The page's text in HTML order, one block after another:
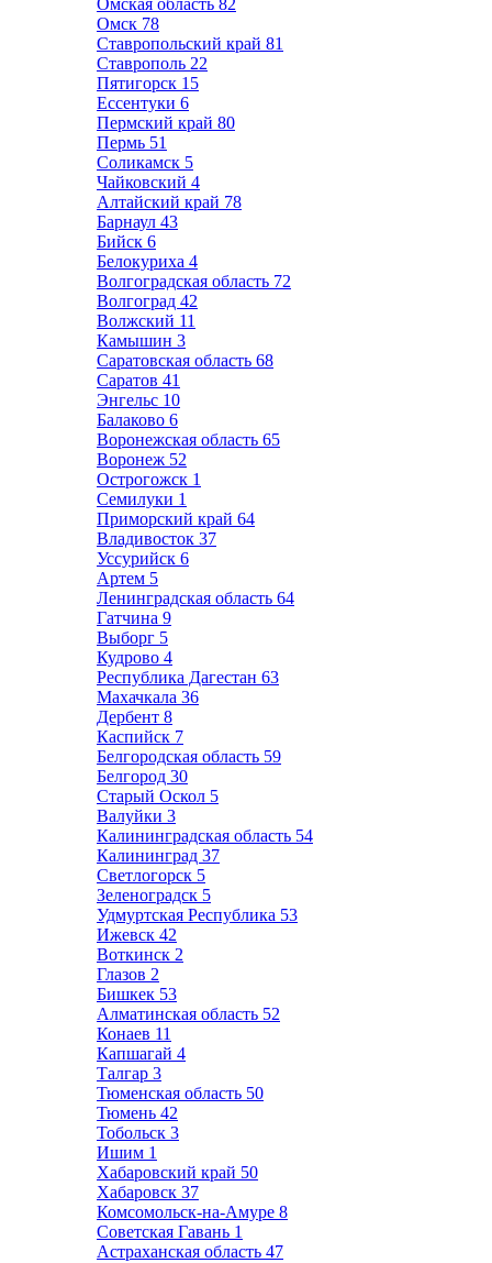
Омская область 82
Омск 78
Ставропольский край 81
Ставрополь 22
Пятигорск 15
Ессентуки 6
Пермский край 80
Пермь 51
Соликамск 5
Чайковский 4
Алтайский край 78
Барнаул 43
Бийск 6
Белокуриха 4
Волгоградская область 72
Волгоград 42
Волжский 11
Камышин 3
Саратовская область 68
Саратов 41
Энгельс 10
Балаково 6
Воронежская область 65
Воронеж 52
Острогожск 1
Семилуки 1
Приморский край 64
Владивосток 37
Уссурийск 6
Артем 5
Ленинградская область 64
Гатчина 9
Выборг 5
Кудрово 4
Республика Дагестан 63
Махачкала 36
Дербент 8
Каспийск 7
Белгородская область 59
Белгород 30
Старый Оскол 5
Валуйки 3
Калининградская область 54
Калининград 37
Светлогорск 5
Зеленоградск 5
Удмуртская Республика 53
Ижевск 42
Воткинск 2
Глазов 2
Бишкек 53
Алматинская область 52
Конаев 11
Капшагай 4
Талгар 3
Тюменская область 50
Тюмень 42
Тобольск 3
Ишим 1
Хабаровский край 50
Хабаровск 37
Комсомольск-на-Амуре 8
Советская Гавань 1
Астраханская область 47